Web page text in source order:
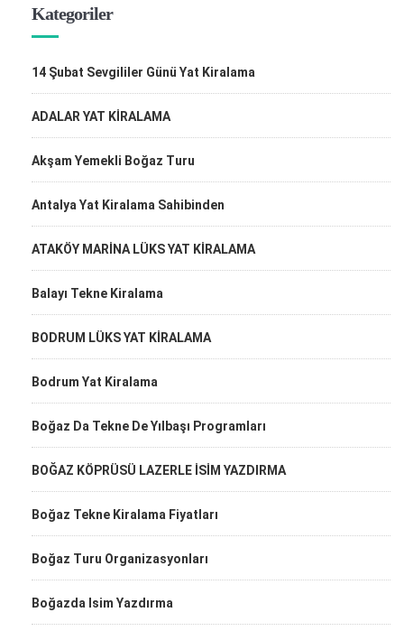
Kategoriler
14 Şubat Sevgililer Günü Yat Kiralama
ADALAR YAT KİRALAMA
Akşam Yemekli Boğaz Turu
Antalya Yat Kiralama Sahibinden
ATAKÖY MARİNA LÜKS YAT KİRALAMA
Balayı Tekne Kiralama
BODRUM LÜKS YAT KİRALAMA
Bodrum Yat Kiralama
Boğaz Da Tekne De Yılbaşı Programları
BOĞAZ KÖPRÜSÜ LAZERLE İSİM YAZDIRMA
Boğaz Tekne Kiralama Fiyatları
Boğaz Turu Organizasyonları
Boğazda Isim Yazdırma